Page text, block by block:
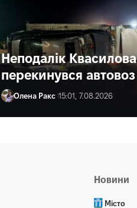
Неподалік Квасилова
перекинувся автовоз
Олена Ракс 15:01, 7.08.2026
Новини
Місто